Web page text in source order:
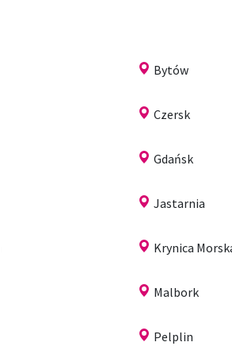
Bytów
Czersk
Gdańsk
Jastarnia
Krynica
Malbork
Pelplin